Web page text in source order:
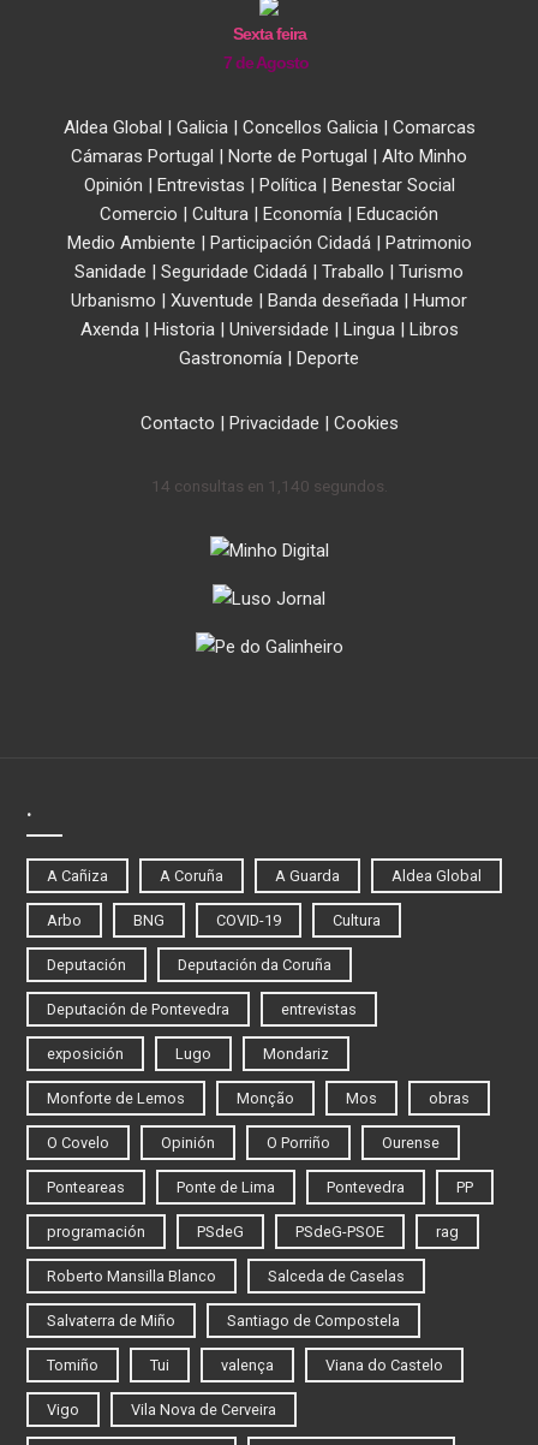
Sexta feira
7 de Agosto
Aldea Global | Galicia | Concellos Galicia | Comarcas
Cámaras Portugal | Norte de Portugal | Alto Minho
Opinión | Entrevistas | Política | Benestar Social
Comercio | Cultura | Economía | Educación
Medio Ambiente | Participación Cidadá | Patrimonio
Sanidade | Seguridade Cidadá | Traballo | Turismo
Urbanismo | Xuventude | Banda deseñada | Humor
Axenda | Historia | Universidade | Lingua | Libros
Gastronomía | Deporte
Contacto | Privacidade | Cookies
14 consultas en 1,140 segundos.
.
A Cañiza A Coruña A Guarda Aldea Global
Arbo BNG COVID-19 Cultura
Deputación Deputación da Coruña
Deputación de Pontevedra entrevistas
exposición Lugo Mondariz
Monforte de Lemos Monção Mos obras
O Covelo Opinión O Porriño Ourense
Ponteareas Ponte de Lima Pontevedra PP
programación PSdeG PSdeG-PSOE rag
Roberto Mansilla Blanco Salceda de Caselas
Salvaterra de Miño Santiago de Compostela
Tomiño Tui valença Viana do Castelo
Vigo Vila Nova de Cerveira